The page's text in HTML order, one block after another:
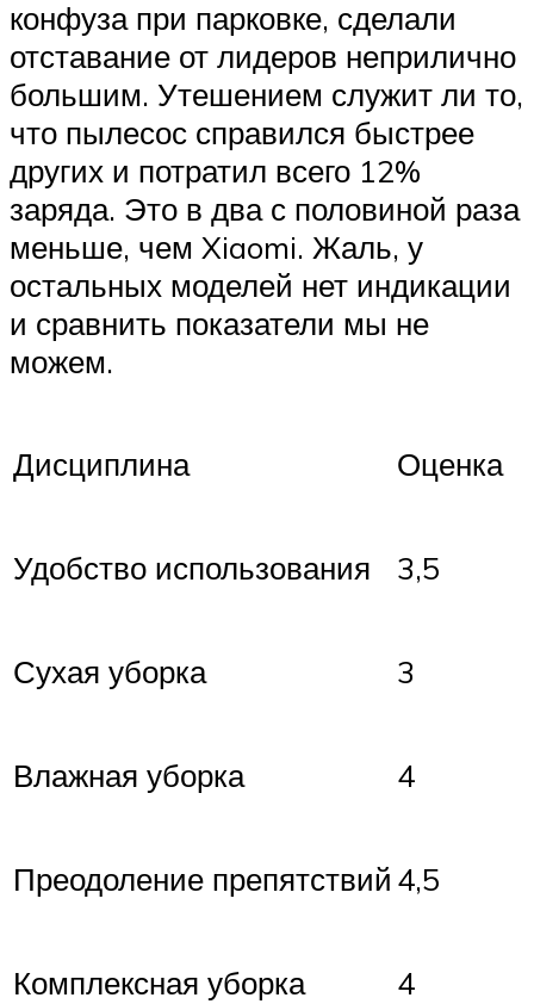
конфуза при парковке, сделали
отставание от лидеров неприлично
большим. Утешением служит ли то,
что пылесос справился быстрее
других и потратил всего 12%
заряда. Это в два с половиной раза
меньше, чем Xiaomi. Жаль, у
остальных моделей нет индикации
и сравнить показатели мы не
можем.
Дисциплина Оценка
Удобство использования 3,5
Сухая уборка 3
Влажная уборка 4
Преодоление препятствий 4,5
Комплексная уборка 4